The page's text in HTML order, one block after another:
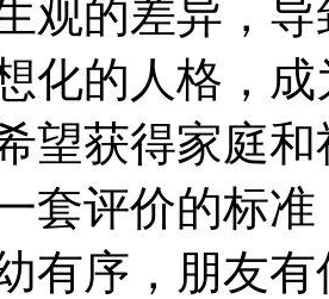
观的差异，
化的人格，
望获得家庭
套评价的标
有序，朋友